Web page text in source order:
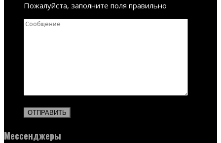
Пожалуйста, заполните поля правильно
Мессенджеры